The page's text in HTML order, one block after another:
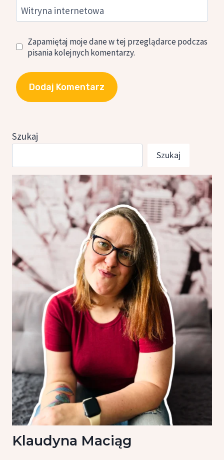
Witryna internetowa
Zapamiętaj moje dane w tej przeglądarce podczas
pisania kolejnych komentarzy.
Szukaj
Szukaj
Klaudyna Maciąg